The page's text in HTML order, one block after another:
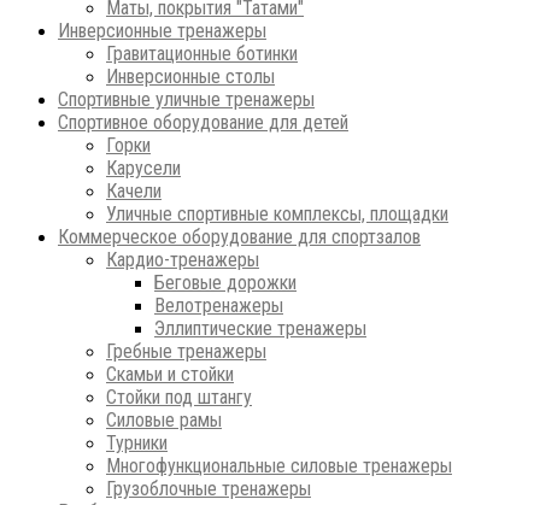
Маты, покрытия "Татами"
Инверсионные тренажеры
Гравитационные ботинки
Инверсионные столы
Спортивные уличные тренажеры
Спортивное оборудование для детей
Горки
Карусели
Качели
Уличные спортивные комплексы, площадки
Коммерческое оборудование для спортзалов
Кардио-тренажеры
Беговые дорожки
Велотренажеры
Эллиптические тренажеры
Гребные тренажеры
Скамьи и стойки
Стойки под штангу
Силовые рамы
Турники
Многофункциональные силовые тренажеры
Грузоблочные тренажеры